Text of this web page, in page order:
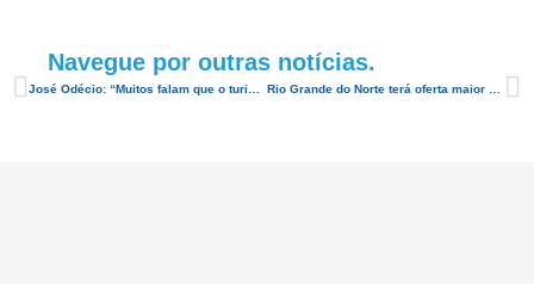
Navegue por outras notícias.